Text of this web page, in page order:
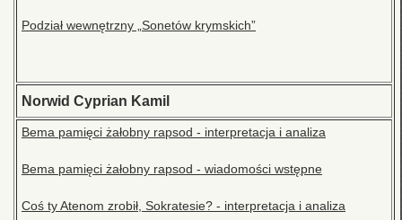
Podział wewnętrzny „Sonetów krymskich”
Norwid Cyprian Kamil
Bema pamięci żałobny rapsod - interpretacja i analiza
Bema pamięci żałobny rapsod - wiadomości wstępne
Coś ty Atenom zrobił, Sokratesie? - interpretacja i analiza